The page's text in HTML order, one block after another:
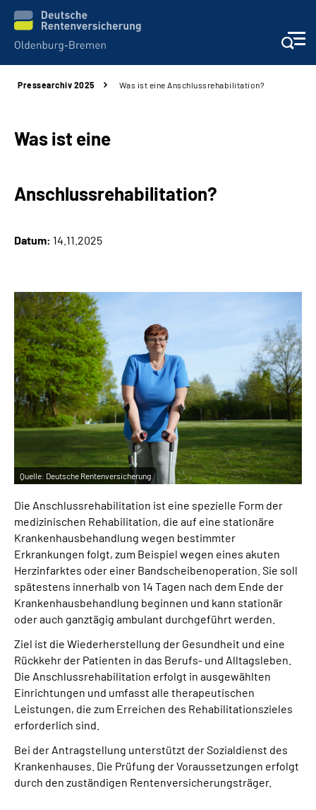
Beratung und Kontakt
Über Uns
Inhalte in Gebärdensprache (DGS)
Leichte Sprache
Suche
Mein Kundenportal
Pressearchiv 2025 Was ist eine Anschlussrehabilitation?
Was ist eine
Anschlussrehabilitation?
Datum: 14.11.2025
Quelle: Deutsche Rentenversicherung
Die Anschlussrehabilitation ist eine spezielle Form der
medizinischen Rehabilitation, die auf eine stationäre
Krankenhausbehandlung wegen bestimmter
Erkrankungen folgt, zum Beispiel wegen eines akuten
Herzinfarktes oder einer Bandscheibenoperation. Sie soll
spätestens innerhalb von 14 Tagen nach dem Ende der
Krankenhausbehandlung beginnen und kann stationär
oder auch ganztägig ambulant durchgeführt werden.
Ziel ist die Wiederherstellung der Gesundheit und eine
Rückkehr der Patienten in das Berufs- und Alltagsleben.
Die Anschlussrehabilitation erfolgt in ausgewählten
Einrichtungen und umfasst alle therapeutischen
Leistungen, die zum Erreichen des Rehabilitationszieles
erforderlich sind.
Bei der Antragstellung unterstützt der Sozialdienst des
Krankenhauses. Die Prüfung der Voraussetzungen erfolgt
durch den zuständigen Rentenversicherungsträger.